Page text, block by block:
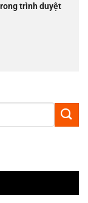
trình duyệt